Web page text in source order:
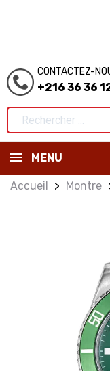
CONTACTEZ-
+216 36 36
MENU
Accueil Montre